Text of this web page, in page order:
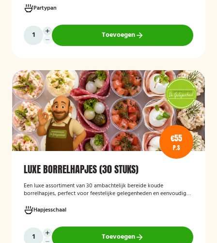
geleverd en hoeft alleen nog verwarmd te worden, waardoor het
een eenvoudige en praktische cateringoplossing is voor
verjaardagen, jubilea, bedrijfsfeesten en andere bijeenkomsten.
Partypan
Toevoegen
€55
P.S
LUXE BORRELHAPJES (30 STUKS)
Een luxe assortiment van 30 ambachtelijk bereide koude
borrelhapjes, perfect voor feestelijke gelegenheden en eenvoudig
Hapjesschaal
Toevoegen